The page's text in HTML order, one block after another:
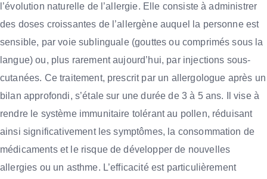
l’évolution naturelle de l’allergie. Elle consiste à administrer
des doses croissantes de l’allergène auquel la personne est
sensible, par voie sublinguale (gouttes ou comprimés sous la
langue) ou, plus rarement aujourd’hui, par injections sous-
cutanées. Ce traitement, prescrit par un allergologue après un
bilan approfondi, s’étale sur une durée de 3 à 5 ans. Il vise à
rendre le système immunitaire tolérant au pollen, réduisant
ainsi significativement les symptômes, la consommation de
médicaments et le risque de développer de nouvelles
allergies ou un asthme. L’efficacité est particulièrement